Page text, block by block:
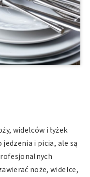
widelców i łyżek.
jedzenia i picia, ale są
noże, widelce,